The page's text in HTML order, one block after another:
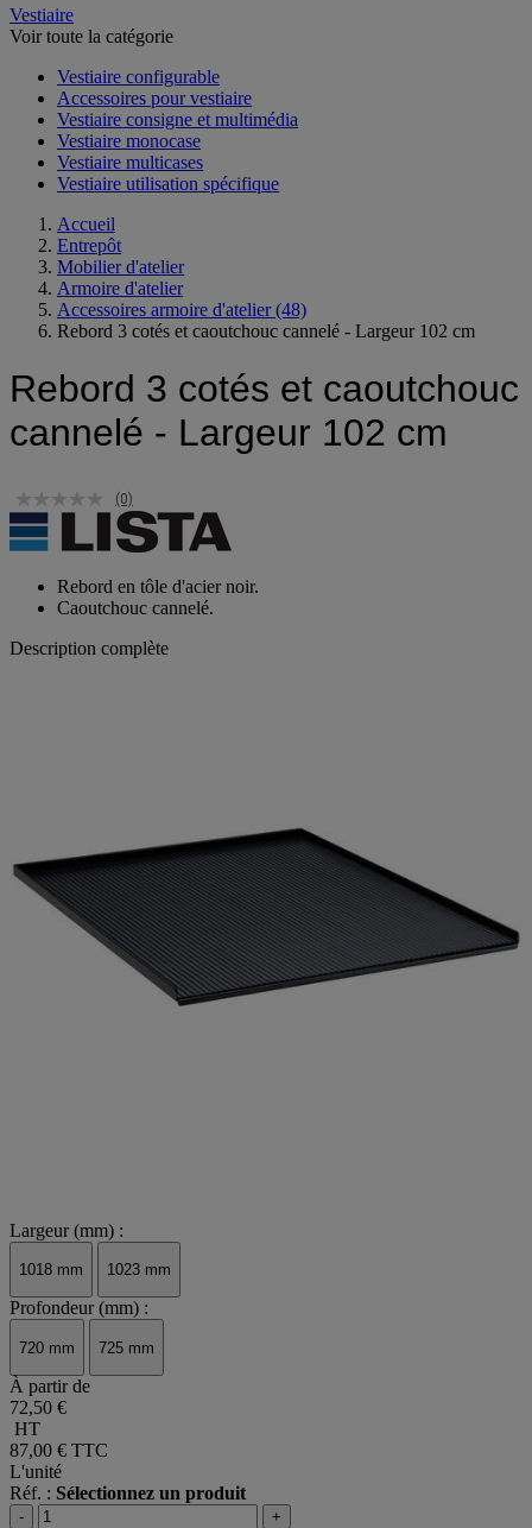
Vestiaire
Voir toute la catégorie
Vestiaire configurable
Accessoires pour vestiaire
Vestiaire consigne et multimédia
Vestiaire monocase
Vestiaire multicases
Vestiaire utilisation spécifique
Accueil
Entrepôt
Mobilier d'atelier
Armoire d'atelier
Accessoires armoire d'atelier (48)
Rebord 3 cotés et caoutchouc cannelé - Largeur 102 cm
Rebord 3 cotés et caoutchouc
cannelé - Largeur 102 cm
(0)
Rebord en tôle d'acier noir.
Caoutchouc cannelé.
Description complète
Largeur (mm) :
1018 mm 1023 mm
Profondeur (mm) :
720 mm 725 mm
À partir de
72,50 €
HT
87,00 € TTC
L'unité
Réf. : Sélectionnez un produit
- +